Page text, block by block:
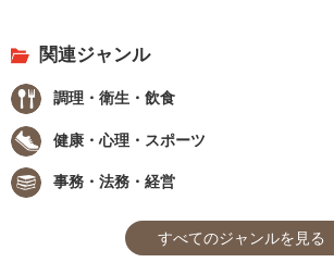
関連ジャンル
調理・衛生・飲食
健康・心理・スポーツ
事務・法務・経営
すべてのジャンルを見る